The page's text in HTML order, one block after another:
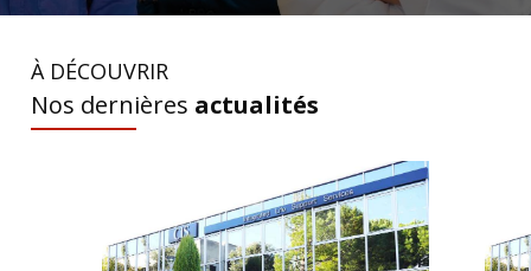
À DÉCOUVRIR
Nos dernières actualités